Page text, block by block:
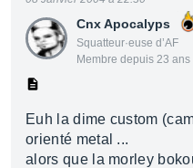
Cnx Apocalyps
Squatteur·euse d’AF
Membre depuis 23 ans
Euh la dime custom
orienté metal ...
alors que la morley